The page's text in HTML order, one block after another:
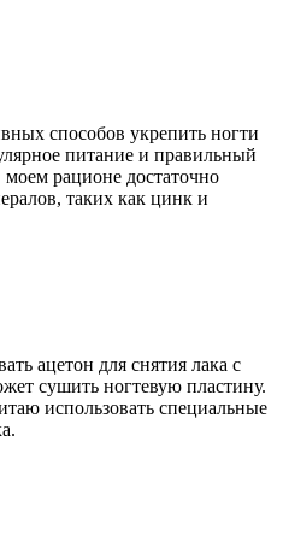
способов укрепить ногти
питание и правильный
рационе достаточно
таких как цинк и
ацетон для снятия лака с
сушить ногтевую пластину.
использовать специальные